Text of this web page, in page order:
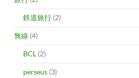
鉄道旅行 (2)
無線 (4)
BCL (2)
perseus (3)